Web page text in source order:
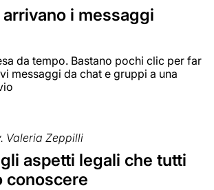
i messaggi
da tempo. Bastano pochi clic per far
messaggi da chat e gruppi a una
Valeria Zeppilli
aspetti legali che tutti
conoscere